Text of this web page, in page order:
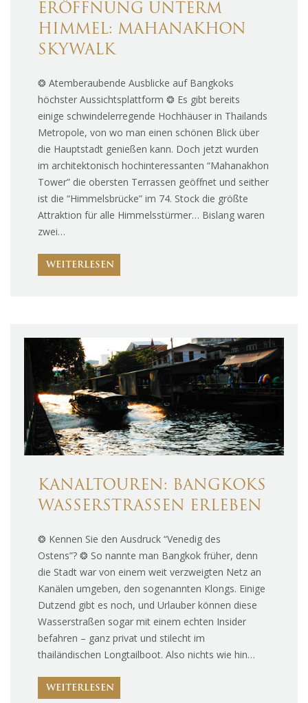
ERÖFFNUNG UNTERM
HIMMEL: MAHANAKHON
SKYWALK
❂ Atemberaubende Ausblicke auf Bangkoks
höchster Aussichtsplattform ❂ Es gibt bereits
einige schwindelerregende Hochhäuser in Thailands
Metropole, von wo man einen schönen Blick über
die Hauptstadt genießen kann. Doch jetzt wurden
im architektonisch hochinteressanten “Mahanakhon
Tower” die obersten Terrassen geöffnet und seither
ist die “Himmelsbrücke” im 74. Stock die größte
Attraktion für alle Himmelsstürmer… Bislang waren
zwei…
WEITERLESEN
KANALTOUREN: BANGKOKS
WASSERSTRASSEN ERLEBEN
❂ Kennen Sie den Ausdruck “Venedig des
Ostens”? ❂ So nannte man Bangkok früher, denn
die Stadt war von einem weit verzweigten Netz an
Kanälen umgeben, den sogenannten Klongs. Einige
Dutzend gibt es noch, und Urlauber können diese
Wasserstraßen sogar mit einem echten Insider
befahren – ganz privat und stilecht im
thailändischen Longtailboot. Also nichts wie hin…
WEITERLESEN